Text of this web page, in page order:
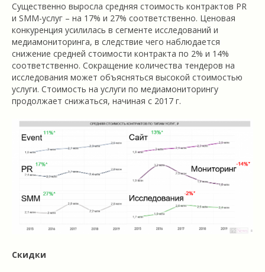
Существенно выросла средняя стоимость контрактов PR
и SMM-услуг – на 17% и 27% соответственно. Ценовая
конкуренция усилилась в сегменте исследований и
медиамониторинга, в следствие чего наблюдается
снижение средней стоимости контракта по 2% и 14%
соответственно. Сокращение количества тендеров на
исследования может объясняться высокой стоимостью
услуги. Стоимость на услуги по медиамониторингу
продолжает снижаться, начиная с 2017 г.
Скидки